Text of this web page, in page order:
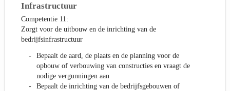
Infrastructuur
Competentie 11:
Zorgt voor de uitbouw en de inrichting van de
bedrijfsinfrastructuur
Bepaalt de aard, de plaats en de planning voor de
opbouw of verbouwing van constructies en vraagt de
nodige vergunningen aan
Bepaalt de inrichting van de bedrijfsgebouwen of